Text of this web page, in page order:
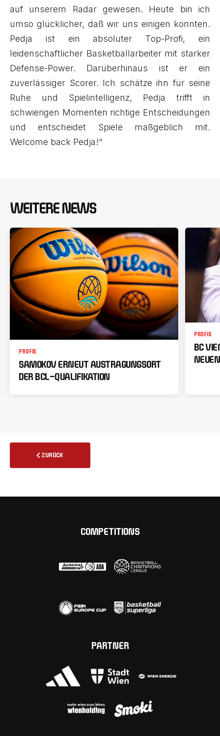
auf unserem Radar gewesen. Heute bin ich
umso glücklicher, daß wir uns einigen konnten.
Pedja ist ein absoluter Top-Profi, ein
leidenschaftlicher Basketballarbeiter mit starker
Defense-Power. Darüberhinaus ist er ein
zuverlässiger Scorer. Ich schätze ihn für seine
Ruhe und Spielintelligenz, Pedja trifft in
schwierigen Momenten richtige Entscheidungen
und entscheidet Spiele maßgeblich mit.
Welcome back Pedja!“
WEITERE NEWS
PROFIS
SAMOKOV ERNEUT AUSTRAGUNGSORT
DER BCL-QUALIFIKATION
PROFIS
BC
ZURÜCK
COMPETITIONS
PARTNER